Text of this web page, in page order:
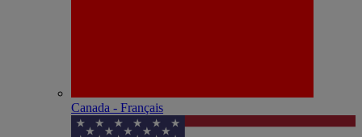
Canada - Français